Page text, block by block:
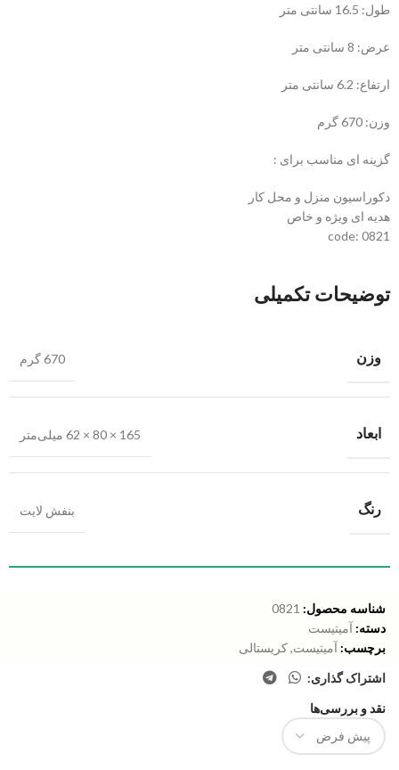
طول: 16.5 سانتی متر
عرض: 8 سانتی متر
ارتفاع: 6.2 سانتی متر
وزن: 670 گرم
گزینه ای مناسب برای :
دکوراسیون منزل و محل کار
هدیه ای ویژه و خاص
code: 0821
توضیحات تکمیلی
وزن 670 گرم
ابعاد 165 × 80 × 62 میلی‌متر
رنگ بنفش لایت
شناسه محصول: 0821
دسته: آمیتیست
برچسب: آمیتیست,کریستالی
اشتراک گذاری:
نقد و بررسی‌ها